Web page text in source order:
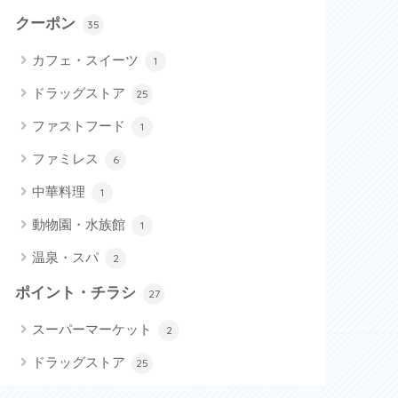
クーポン 35
カフェ・スイーツ 1
ドラッグストア 25
ファストフード 1
ファミレス 6
中華料理 1
動物園・水族館 1
温泉・スパ 2
ポイント・チラシ 27
スーパーマーケット 2
ドラッグストア 25